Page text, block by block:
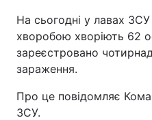
На сьогодні у лавах
хворобою хворіють 62
зареєстровано
зараження.
Про це повідомляє
ЗСУ.